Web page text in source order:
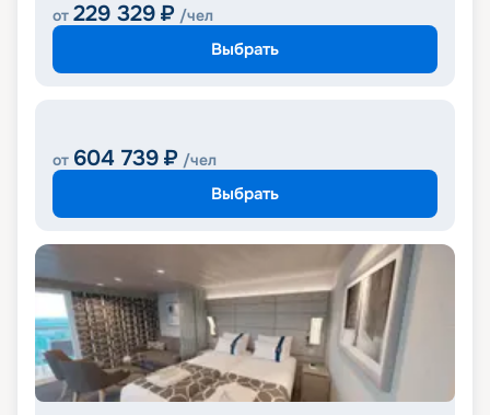
от 229 329 ₽ /чел
Выбрать
от 604 739 ₽ /чел
Выбрать